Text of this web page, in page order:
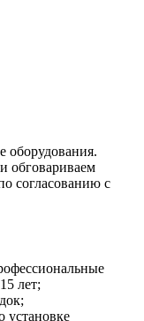
оборудования.
обговариваем
согласованию с
лет;
установке